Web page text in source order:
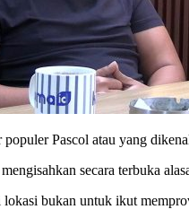
populer Pascol atau yang
secara terbuka
bukan untuk ikut